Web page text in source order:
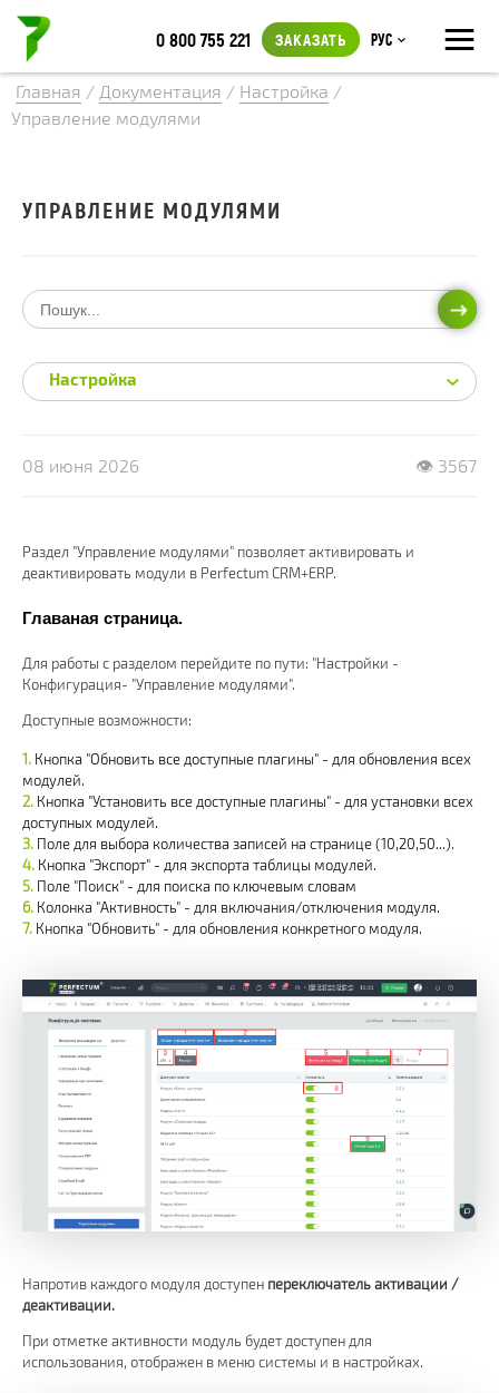
≡
0 800 755 221 ЗАКАЗАТЬ Рус
Главная / Документация / Настройка /
Управление модулями
08 июня 2026 👁 3567
Раздел "Управление модулями" позволяет активировать и
деактивировать модули в Perfectum CRM+ERP.
Главаная страница.
Для работы с разделом перейдите по пути: "Настройки -
Конфигурация- "Управление модулями".
Доступные возможности:
Кнопка "Обновить все доступные плагины" - для обновления всех
модулей.
Кнопка "Установить все доступные плагины" - для установки всех
доступных модулей.
Поле для выбора количества записей на странице (10,20,50...).
Кнопка "Экспорт" - для экспорта таблицы модулей.
Поле "Поиск" - для поиска по ключевым словам
Колонка "Активность" - для включания/отключения модуля.
Кнопка "Обновить" - для обновления конкретного модуля.
Напротив каждого модуля доступен переключатель активации /
деактивации.
При отметке активности модуль будет доступен для
использования, отображен в меню системы и в настройках.
УПРАВЛЕНИЕ МОДУЛЯМИ
Настройка